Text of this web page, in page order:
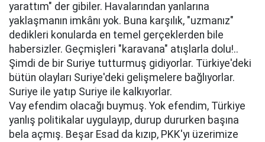
yarattım" der gibiler. Havalarından yanlarına
yaklaşmanın imkânı yok. Buna karşılık, "uzmanız"
dedikleri konularda en temel gerçeklerden bile
habersizler. Geçmişleri "karavana" atışlarla dolu!..
Şimdi de bir Suriye tutturmuş gidiyorlar. Türkiye'deki
bütün olayları Suriye'deki gelişmelere bağlıyorlar.
Suriye ile yatıp Suriye ile kalkıyorlar.
Vay efendim olacağı buymuş. Yok efendim, Türkiye
yanlış politikalar uygulayıp, durup dururken başına
bela açmış. Beşar Esad da kızıp, PKK'yı üzerimize